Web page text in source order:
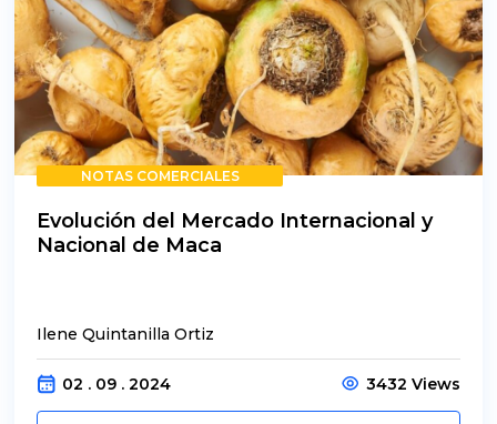
NOTAS COMERCIALES
Evolución del Mercado Internacional y
Nacional de Maca
Ilene Quintanilla Ortiz
02 . 09 . 2024 3432 Views